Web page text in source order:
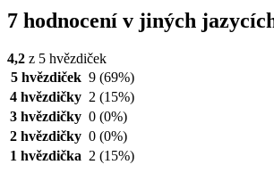
7 hodnocení v jiných
4,2 z 5 hvězdiček
5 hvězdiček 9 (69%)
4 hvězdičky 2 (15%)
3 hvězdičky 0 (0%)
2 hvězdičky 0 (0%)
1 hvězdička 2 (15%)